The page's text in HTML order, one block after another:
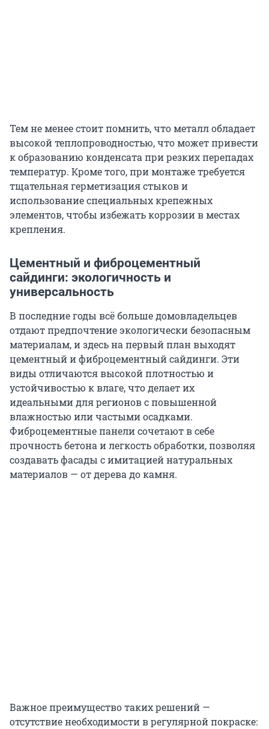
Тем не менее стоит помнить, что металл обладает
высокой теплопроводностью, что может привести
к образованию конденсата при резких перепадах
температур. Кроме того, при монтаже требуется
тщательная герметизация стыков и
использование специальных крепежных
элементов, чтобы избежать коррозии в местах
крепления.
Цементный и фиброцементный
сайдинги: экологичность и
универсальность
В последние годы всё больше домовладельцев
отдают предпочтение экологически безопасным
материалам, и здесь на первый план выходят
цементный и фиброцементный сайдинги. Эти
виды отличаются высокой плотностью и
устойчивостью к влаге, что делает их
идеальными для регионов с повышенной
влажностью или частыми осадками.
Фиброцементные панели сочетают в себе
прочность бетона и легкость обработки, позволяя
создавать фасады с имитацией натуральных
материалов — от дерева до камня.
Важное преимущество таких решений —
отсутствие необходимости в регулярной покраске: